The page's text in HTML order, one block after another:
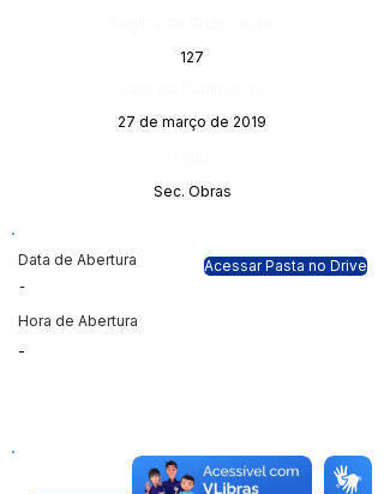
127
27 de março de 2019
Sec. Obras
Data de Abertura
-
Hora de Abertura
-
Acessar Pasta no Drive